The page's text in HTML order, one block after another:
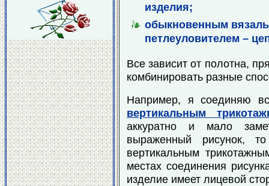
изделия;
обыкновенным
петлеуловителем –
Все зависит от полотна,
комбинировать разные
Например, я соединяю
вертикальным
аккуратно и мало
выраженный рисунок,
вертикальным
местах соединения
изделие имеет лицевой